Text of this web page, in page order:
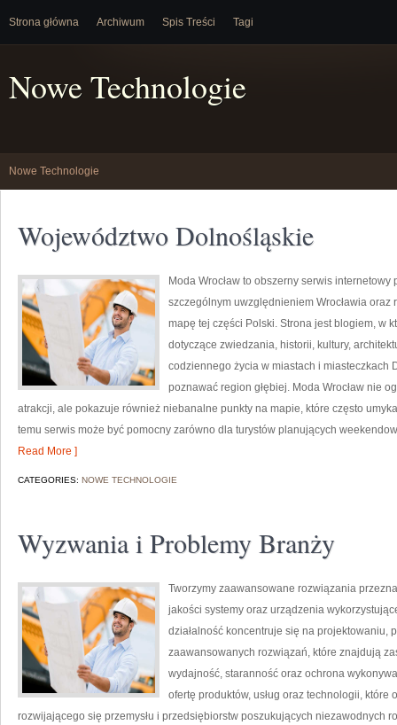
Strona główna Archiwum Spis Treści Tagi
Nowe Technologie
Nowe Technologie
Województwo Dolnośląskie
Moda Wrocław to obszerny serwis
szczególnym uwzględnieniem Wrocławia
mapę tej części Polski. Strona jest blogiem, w
dotyczące zwiedzania, historii, kultury,
codziennego życia w miastach i miasteczkach
poznawać region głębiej. Moda Wrocław nie
atrakcji, ale pokazuje również niebanalne punkty na mapie, które często
temu serwis może być pomocny zarówno dla turystów planujących
Read More ]
CATEGORIES: NOWE TECHNOLOGIE
Wyzwania i Problemy Branży
Tworzymy zaawansowane rozwiązania
jakości systemy oraz urządzenia
działalność koncentruje się na projektowaniu,
zaawansowanych rozwiązań, które znajdują
wydajność, staranność oraz ochrona
ofertę produktów, usług oraz technologii,
rozwijającego się przemysłu i przedsiębiorstw poszukujących niezawodnych